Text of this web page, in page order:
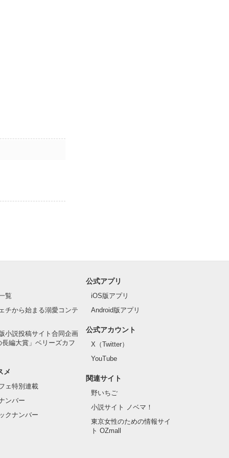
覧
チから始まる溺愛コンテ
小説投稿サイト合同企画
長編大賞」ベリーズカフ
メ
ェ特別連載
ンバー
クナンバー
公式アプリ
iOS版アプリ
Android版アプリ
公式アカウント
X（Twitter）
YouTube
関連サイト
野いちご
小説サイト ノベマ！
東京女性のための情報サイ
ト OZmall